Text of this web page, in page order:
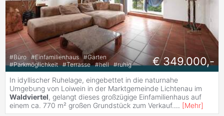
#Büro #Einfamilienhaus #Garten
#Parkmöglichkeit #Terrasse #hell #ruhig € 349.000,-
In idyllischer Ruhelage, eingebettet in die naturnahe
Umgebung von Loiwein in der Marktgemeinde Lichtenau im
Waldviertel, gelangt dieses großzügige Einfamilienhaus auf
einem ca. 770 m² großen Grundstück zum Verkauf.... [Mehr]